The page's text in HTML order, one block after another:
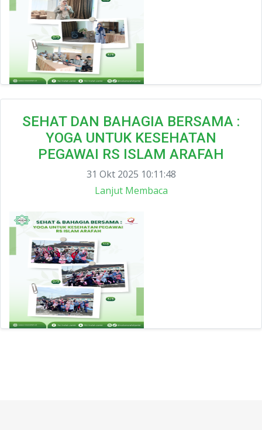
SEHAT DAN BAHAGIA BERSAMA :
YOGA UNTUK KESEHATAN
PEGAWAI RS ISLAM ARAFAH
31 Okt 2025 10:11:48
Lanjut Membaca